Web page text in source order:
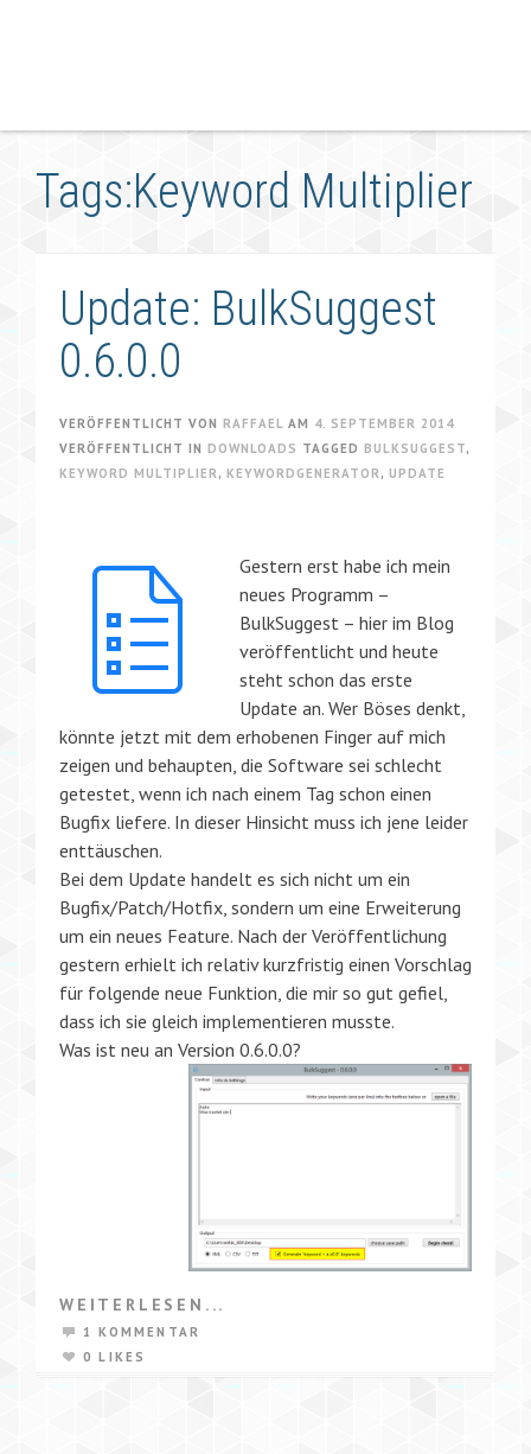
Tags:Keyword Multiplier
Update: BulkSuggest
0.6.0.0
VERÖFFENTLICHT VON RAFFAEL AM 4. SEPTEMBER 2014
VERÖFFENTLICHT IN DOWNLOADS TAGGED BULKSUGGEST,
KEYWORD MULTIPLIER, KEYWORDGENERATOR, UPDATE
Gestern erst habe ich mein
neues Programm –
BulkSuggest – hier im Blog
veröffentlicht und heute
steht schon das erste
Update an. Wer Böses denkt,
könnte jetzt mit dem erhobenen Finger auf mich
zeigen und behaupten, die Software sei schlecht
getestet, wenn ich nach einem Tag schon einen
Bugfix liefere. In dieser Hinsicht muss ich jene leider
enttäuschen.
Bei dem Update handelt es sich nicht um ein
Bugfix/Patch/Hotfix, sondern um eine Erweiterung
um ein neues Feature. Nach der Veröffentlichung
gestern erhielt ich relativ kurzfristig einen Vorschlag
für folgende neue Funktion, die mir so gut gefiel,
dass ich sie gleich implementieren musste.
Was ist neu an Version 0.6.0.0?
WEITERLESEN...
1 KOMMENTAR
0 LIKES